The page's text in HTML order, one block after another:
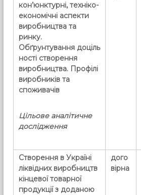
кон’юнктурні, техніко-
економічні аспекти
виробництва та
ринку.
Обґрунтування доціль
ності створення
виробництва. Профілі
виробників та
споживачів
Цільове аналітичне
дослідження
Створення в Україні
ліквідних виробництв
кінцевої товарної
продукції з доданою
дого
вірна